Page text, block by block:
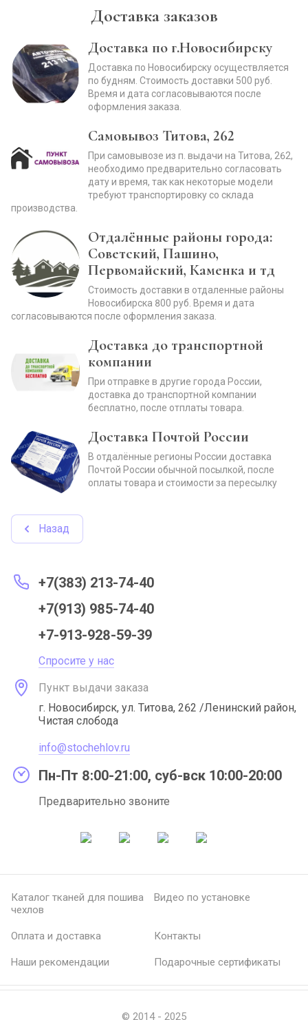
Доставка заказов
Доставка по г.Новосибирску
Доставка по Новосибирску осуществляется
по будням. Стоимость доставки 500 руб.
Время и дата согласовываются после
оформления заказа.
Самовывоз Титова, 262
При самовывозе из п. выдачи на Титова, 262,
необходимо предварительно согласовать
дату и время, так как некоторые модели
требуют транспортировку со склада
производства.
Отдалённые районы города:
Советский, Пашино,
Первомайский, Каменка и тд
Стоимость доставки в отдаленные районы
Новосибирска 800 руб. Время и дата
согласовываются после оформления заказа.
Доставка до транспортной
компании
При отправке в другие города России,
доставка до транспортной компании
бесплатно, после отплаты товара.
Доставка Почтой России
В отдалённые регионы России доставка
Почтой России обычной посылкой, после
оплаты товара и стоимости за пересылку
Назад
+7(383) 213-74-40
+7(913) 985-74-40
+7-913-928-59-39
Спросите у нас
Пункт выдачи заказа
г. Новосибирск, ул. Титова, 262 /Ленинский район,
Чистая слобода
info@stochehlov.ru
Пн-Пт 8:00-21:00, суб-вск 10:00-20:00
Предварительно звоните
Каталог тканей для пошива
чехлов
Видео по установке
Оплата и доставка Контакты
Наши рекомендации Подарочные сертификаты
© 2014 - 2025